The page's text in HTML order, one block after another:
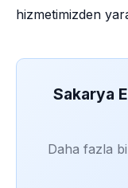
hizmetimizden
Sakarya
Daha fazla